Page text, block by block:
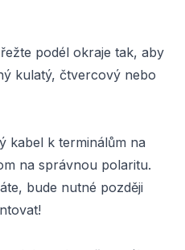
podél okraje tak, aby
kulatý, čtvercový nebo
kabel k terminálům na
na správnou polaritu.
bude nutné později